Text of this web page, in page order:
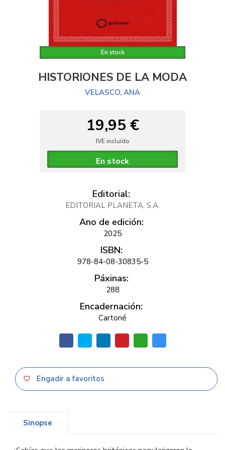
En stock
HISTORIONES DE LA MODA
VELASCO, ANA
19,95 €
IVE incluído
En stock
Editorial:
EDITORIAL PLANETA, S.A.
Ano de edición:
2025
ISBN:
978-84-08-30835-5
Páxinas:
288
Encadernación:
Cartoné
Engadir a favoritos
Sinopse